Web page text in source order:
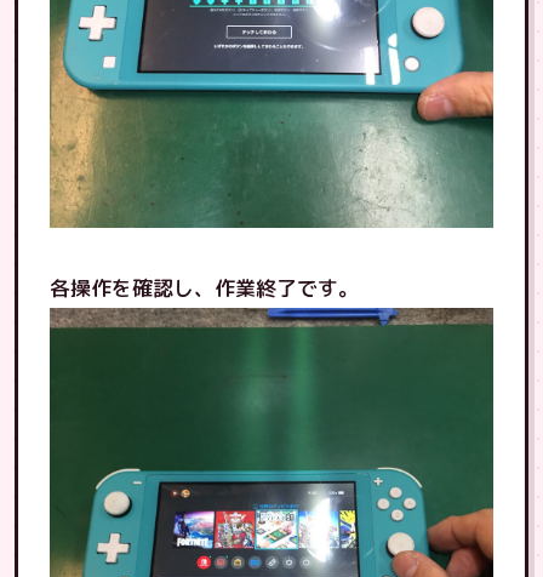
各操作を確認し、作業終了です。